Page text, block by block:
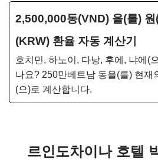
2,500,000동(VND) 을(를) 원
(KRW) 환율 자동 계산기
호치민, 하노이, 다낭, 후에, 냐에(
나요? 250만베트남 동을(를) 현재
(으)로 계산합니다.
르인도차이나 호텔